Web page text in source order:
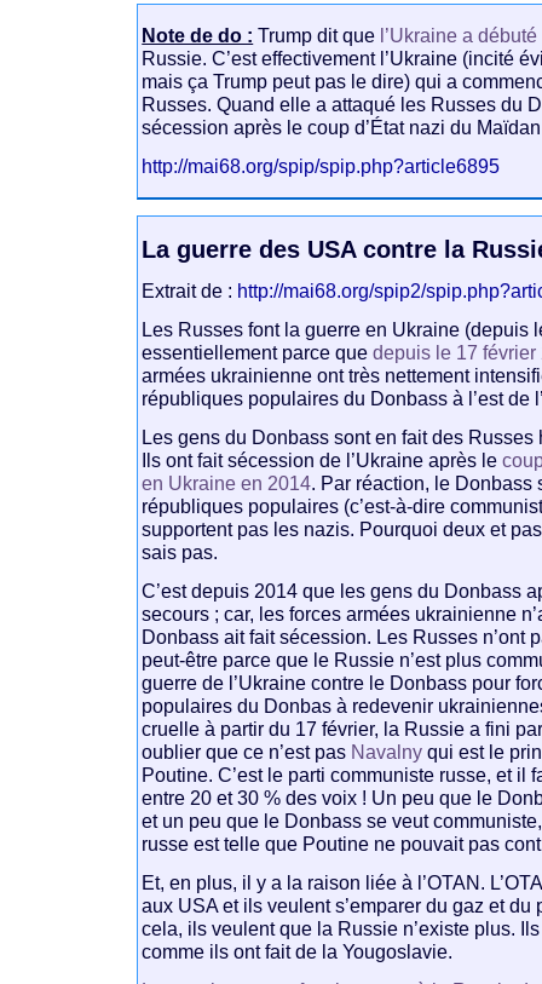
Note de do : Trump dit que l’Ukraine a
Russie. C’est effectivement l’Ukraine (incité
mais ça Trump peut pas le dire) qui a
Russes. Quand elle a attaqué les Russes du
sécession après le coup d’État nazi du
http://mai68.org/spip/spip.php?article6895
La guerre des USA contre la
Extrait de : http://mai68.org/spip2/
Les Russes font la guerre en Ukraine (depuis
essentiellement parce quedepuis le 17 février
armées ukrainienne ont très nettement
républiques populaires du Donbass à l’est de
Les gens du Donbass sont en fait des
Ils ont fait sécession de l’Ukraine après le
en Ukraine en 2014. Par réaction, le Donbass
républiques populaires (c’est-à-dire
supportent pas les nazis. Pourquoi deux et
sais pas.
C’est depuis 2014 que les gens du Donbass
secours ; car, les forces armées ukrainienne
Donbass ait fait sécession. Les Russes n’ont
peut-être parce que le Russie n’est plus
guerre de l’Ukraine contre le Donbass pour
populaires du Donbas à redevenir
cruelle à partir du 17 février, la Russie a fini
oublier que ce n’est pas Navalny qui est le
Poutine. C’est le parti communiste russe, et il
entre 20 et 30 % des voix ! Un peu que le
et un peu que le Donbass se veut
russe est telle que Poutine ne pouvait pas
Et, en plus, il y a la raison liée à l’OTAN.
aux USA et ils veulent s’emparer du gaz et du
cela, ils veulent que la Russie n’existe plus.
comme ils ont fait de la Yougoslavie.